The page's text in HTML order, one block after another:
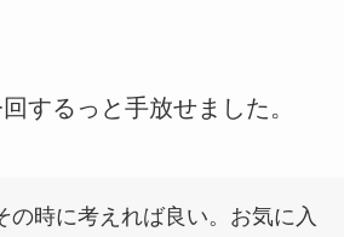
するっと手放せました。
時に考えれば良い。お気に入